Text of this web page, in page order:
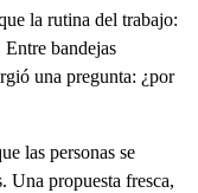
la rutina del trabajo:
bandejas
una pregunta: ¿por
las personas se
Una propuesta fresca,